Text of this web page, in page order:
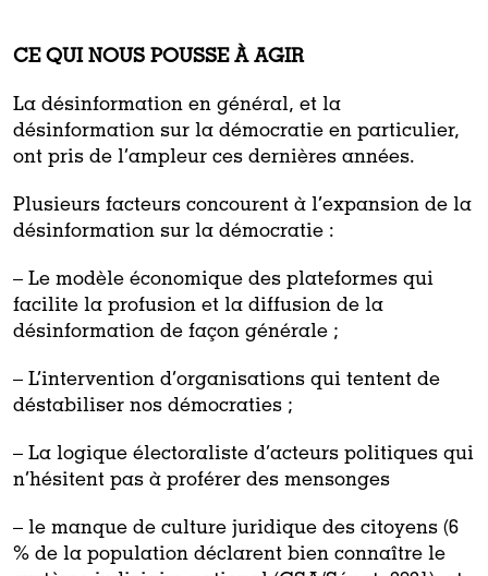
CE QUI NOUS POUSSE À AGIR
La désinformation en général, et la
désinformation sur la démocratie en particulier,
ont pris de l’ampleur ces dernières années.
Plusieurs facteurs concourent à l’expansion de la
désinformation sur la démocratie :
– Le modèle économique des plateformes qui
facilite la profusion et la diffusion de la
désinformation de façon générale ;
– L’intervention d’organisations qui tentent de
déstabiliser nos démocraties ;
– La logique électoraliste d’acteurs politiques qui
n’hésitent pas à proférer des mensonges
– le manque de culture juridique des citoyens (6
% de la population déclarent bien connaître le